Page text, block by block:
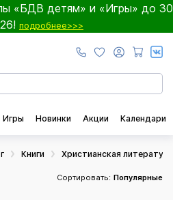
«БДВ детям» и «Игры» до 30
подробнее>>>
Игры Новинки Акции Календари
Книги Христианская литература
Сортировать: Популярные